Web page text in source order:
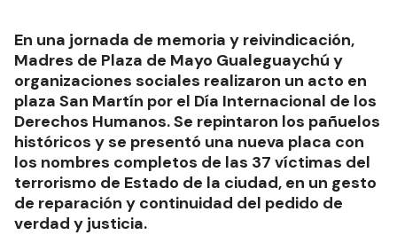
En una jornada de memoria y reivindicación,
Madres de Plaza de Mayo Gualeguaychú y
organizaciones sociales realizaron un acto en
plaza San Martín por el Día Internacional de los
Derechos Humanos. Se repintaron los pañuelos
históricos y se presentó una nueva placa con
los nombres completos de las 37 víctimas del
terrorismo de Estado de la ciudad, en un gesto
de reparación y continuidad del pedido de
verdad y justicia.